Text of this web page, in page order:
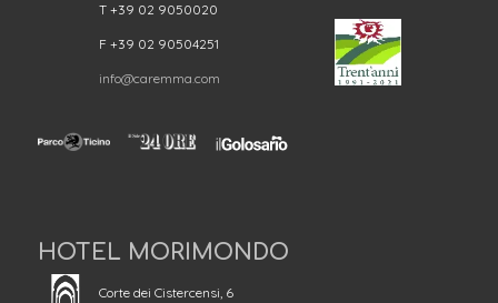
T +39 02 9050020
F +39 02 90504251
info@caremma.com
HOTEL MORIMONDO
Corte dei Cistercensi, 6